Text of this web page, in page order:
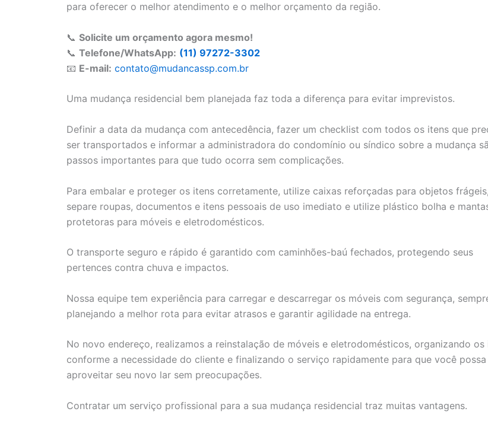
para oferecer o melhor atendimento e o melhor orçamento da região.
📞 Solicite um orçamento agora mesmo!
📞 Telefone/WhatsApp: (11) 97272-3302
📧 E-mail: contato@mudancassp.com.br
Uma mudança residencial bem planejada faz toda a diferença para evitar imprevistos.
Definir a data da mudança com antecedência, fazer um checklist com todos os itens que
ser transportados e informar a administradora do condomínio ou síndico sobre a mudança
passos importantes para que tudo ocorra sem complicações.
Para embalar e proteger os itens corretamente, utilize caixas reforçadas para objetos frágeis,
separe roupas, documentos e itens pessoais de uso imediato e utilize plástico bolha e
protetoras para móveis e eletrodomésticos.
O transporte seguro e rápido é garantido com caminhões-baú fechados, protegendo seus
pertences contra chuva e impactos.
Nossa equipe tem experiência para carregar e descarregar os móveis com segurança,
planejando a melhor rota para evitar atrasos e garantir agilidade na entrega.
No novo endereço, realizamos a reinstalação de móveis e eletrodomésticos, organizando os
conforme a necessidade do cliente e finalizando o serviço rapidamente para que você possa
aproveitar seu novo lar sem preocupações.
Contratar um serviço profissional para a sua mudança residencial traz muitas vantagens.